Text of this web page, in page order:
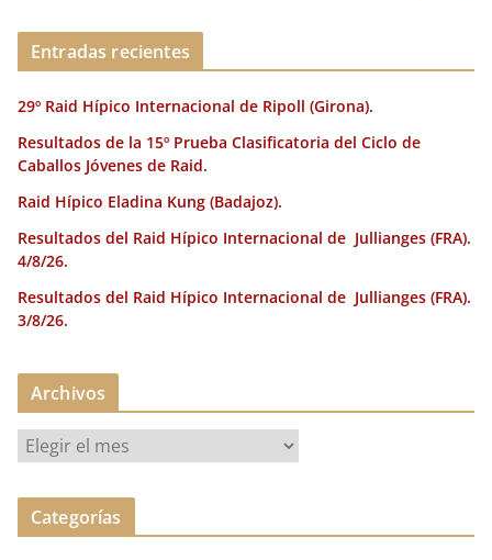
Entradas recientes
29º Raid Hípico Internacional de Ripoll (Girona).
Resultados de la 15º Prueba Clasificatoria del Ciclo de
Caballos Jóvenes de Raid.
Raid Hípico Eladina Kung (Badajoz).
Resultados del Raid Hípico Internacional de Jullianges (FRA).
4/8/26.
Resultados del Raid Hípico Internacional de Jullianges (FRA).
3/8/26.
Archivos
r
c
Categorías